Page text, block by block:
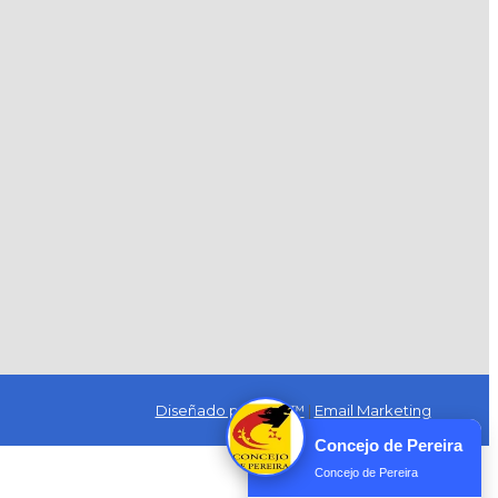
Diseñado por Exus™ | Email Marketing